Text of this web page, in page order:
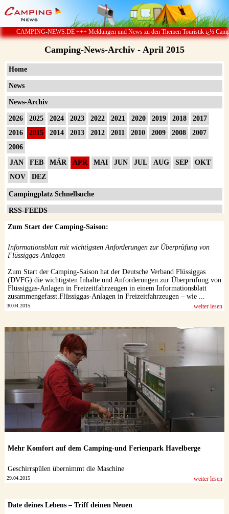
NEWS.DE +++ Meldungen und News zu den Themen Touristik ï¿½ Camping &
Camping-News-Archiv - April 2015
Home
News
News-Archiv
2026 2025 2024 2023 2022 2021 2020 2019 2018
2017
2016
2015 2014 2013 2012 2011 2010 2009 2008
2007
2006
JAN
FEB MÄR APR MAI JUN JUL AUG SEP
OKT
NOV
DEZ
Campingplatz Schnellsuche
RSS-FEEDS
Impressum
Datenschutzerklärung
Zum Start der Camping-Saison:
Informationsblatt mit wichtigsten Anforderungen zur Überprüfung von
Flüssiggas-Anlagen
Zum Start der Camping-Saison hat der Deutsche Verband Flüssiggas
(DVFG) die wichtigsten Inhalte und Anforderungen zur Überprüfung von
Flüssiggas-Anlagen in Freizeitfahrzeugen in einem Informationsblatt
zusammengefasst.Flüssiggas-Anlagen in Freizeitfahrzeugen – wie ...
30.04.2015 weiter lesen
Mehr Komfort auf dem Camping-und Ferienpark Havelberge
Geschirrspülen übernimmt die Maschine
29.04.2015 weiter lesen
Date deines Lebens – Triff deinen Neuen